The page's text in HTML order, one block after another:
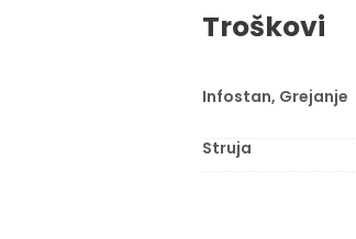
Troškovi
Infostan, Grejanje
Struja